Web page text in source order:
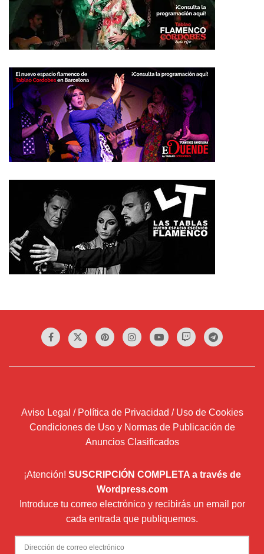
Aviso Legal / Política de Privacidad / Uso de Cookies
Condiciones de Uso y Normas de Publicación de
Anuncios Clasificados
¡Atención! SUSCRIPCIÓN COMPLETA a través de
Wordpress.com
Introduce tu correo electrónico y recibirás un email por
cada entrada que publiquemos.
Dirección